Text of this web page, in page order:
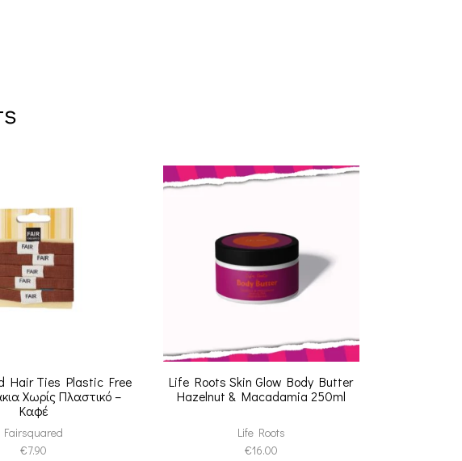
Hair Ties Plastic Free
Χωρίς Πλαστικό –
Καφέ
Fairsquared
€7.90
Life Roots Skin Glow Body Butter
Hazelnut & Macadamia 250ml
Life Roots
€16.00